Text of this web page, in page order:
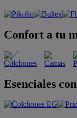
Confort a tu
Esenciales